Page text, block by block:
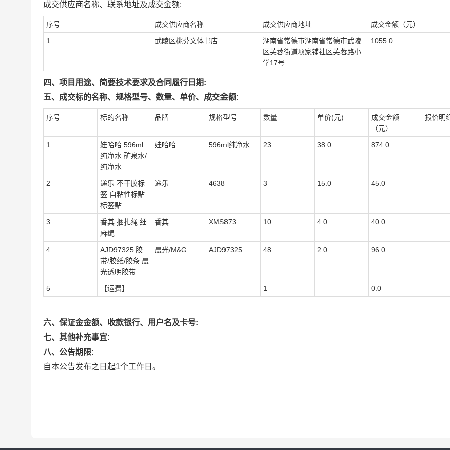
成交供应商名称、联系地址及成交金额:
序号 成交供应商名称 成交供应商地址 成交金额（元）
1 武陵区桃芬文体书店
湖南省常德市湖南省常德市武陵
区芙蓉街道项家铺社区芙蓉路小
学17号
1055.0
四、项目用途、简要技术要求及合同履行日期:
五、成交标的名称、规格型号、数量、单价、成交金额:
序号 标的名称 品牌 规格型号 数量 单价(元)
成交金额
（元）
报价明
1
娃哈哈 596ml
纯净水 矿泉水/
纯净水
娃哈哈 596ml纯净水 23 38.0 874.0
2
递乐 不干胶标
签 自粘性标贴
标签贴
递乐 4638 3 15.0 45.0
3
香其 捆扎绳 细
麻绳
香其 XMS873 10 4.0 40.0
4
AJD97325 胶
带/胶纸/胶条 晨
光透明胶带
晨光/M&G AJD97325 48 2.0 96.0
5 【运费】 1 0.0
六、保证金金额、收款银行、用户名及卡号:
七、其他补充事宜:
八、公告期限:
自本公告发布之日起1个工作日。